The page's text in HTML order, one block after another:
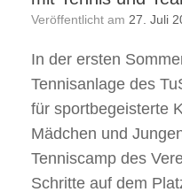
Veröffentlicht am 27. Juli
In der ersten
Tennisanlage des
für sportbegeisterte
Mädchen und
Tenniscamp des
Schritte auf dem